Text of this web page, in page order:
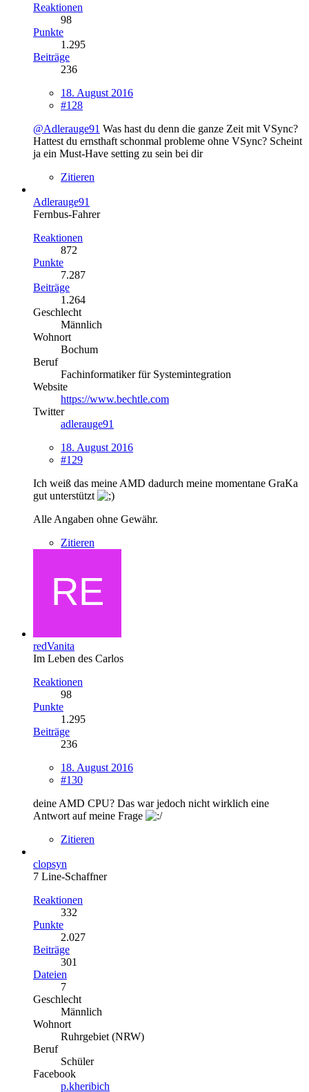
Reaktionen
98
Punkte
1.295
Beiträge
236
18. August 2016
#128
@Adlerauge91 Was hast du denn die ganze Zeit mit VSync?
Hattest du ernsthaft schonmal probleme ohne VSync? Scheint
ja ein Must-Have setting zu sein bei dir
Zitieren
Adlerauge91
Fernbus-Fahrer
Reaktionen
872
Punkte
7.287
Beiträge
1.264
Geschlecht
Männlich
Wohnort
Bochum
Beruf
Fachinformatiker für Systemintegration
Website
https://www.bechtle.com
Twitter
adlerauge91
18. August 2016
#129
Ich weiß das meine AMD dadurch meine momentane GraKa
gut unterstützt
Alle Angaben ohne Gewähr.
Zitieren
redVanita
Im Leben des Carlos
Reaktionen
98
Punkte
1.295
Beiträge
236
18. August 2016
#130
deine AMD CPU? Das war jedoch nicht wirklich eine
Antwort auf meine Frage
Zitieren
clopsyn
7 Line-Schaffner
Reaktionen
332
Punkte
2.027
Beiträge
301
Dateien
7
Geschlecht
Männlich
Wohnort
Ruhrgebiet (NRW)
Beruf
Schüler
Facebook
p.kheribich